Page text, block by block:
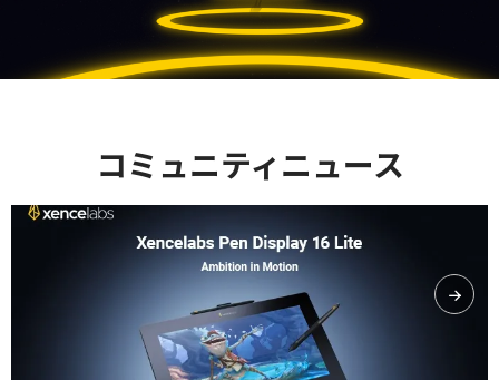
コミュニティニュース